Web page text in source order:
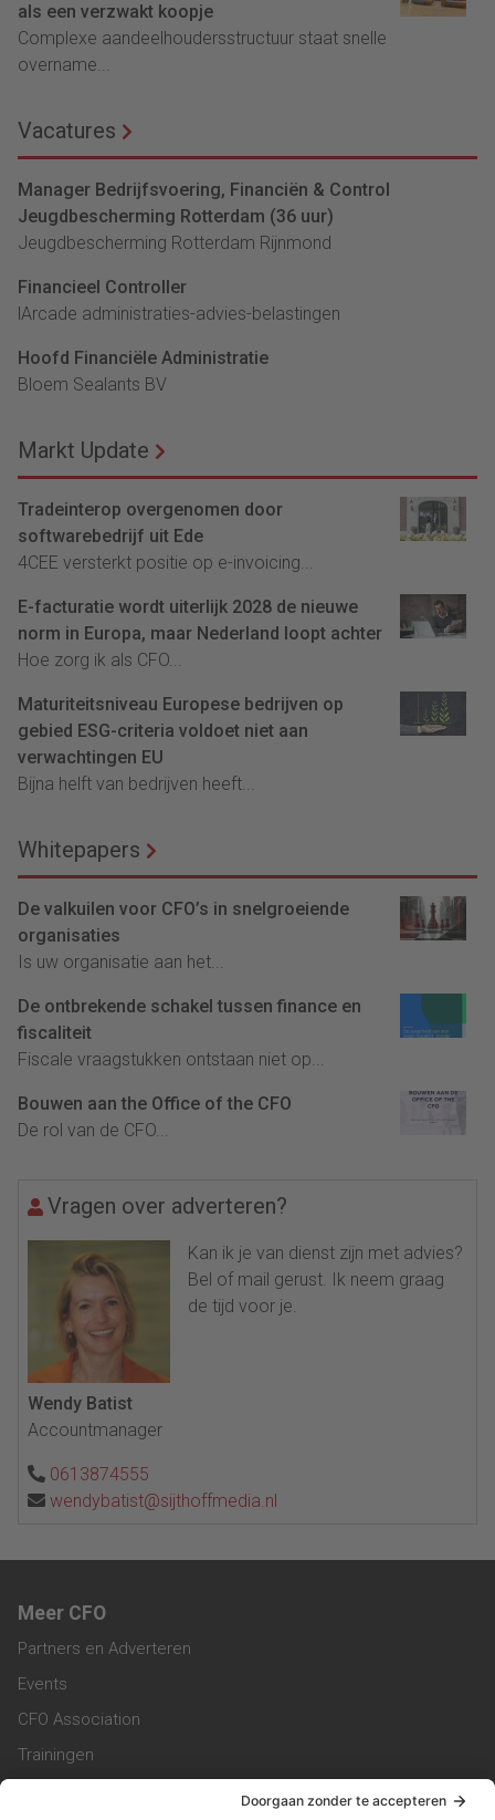
als een verzwakt koopje
Complexe aandeelhoudersstructuur staat snelle
overname...
Vacatures
Manager Bedrijfsvoering, Financiën & Control
Jeugdbescherming Rotterdam (36 uur)
Jeugdbescherming Rotterdam Rijnmond
Financieel Controller
lArcade administraties-advies-belastingen
Hoofd Financiële Administratie
Bloem Sealants BV
Markt Update
Tradeinterop overgenomen door
softwarebedrijf uit Ede
4CEE versterkt positie op e-invoicing...
E-facturatie wordt uiterlijk 2028 de nieuwe
norm in Europa, maar Nederland loopt achter
Hoe zorg ik als CFO...
Maturiteitsniveau Europese bedrijven op
gebied ESG-criteria voldoet niet aan
verwachtingen EU
Bijna helft van bedrijven heeft...
Whitepapers
De valkuilen voor CFO’s in snelgroeiende
organisaties
Is uw organisatie aan het...
De ontbrekende schakel tussen finance en
fiscaliteit
Fiscale vraagstukken ontstaan niet op...
Bouwen aan the Office of the CFO
De rol van de CFO...
Vragen over adverteren?
Kan ik je van dienst zijn met advies?
Bel of mail gerust. Ik neem graag
de tijd voor je.
Wendy Batist
Accountmanager
0613874555
wendybatist@sijthoffmedia.nl
Meer CFO
Partners en Adverteren
Events
CFO Association
Trainingen